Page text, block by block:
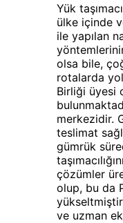
Yük
ülke içinde
ile yapılan
olsa bile,
rotalarda yol
Birliği üyesi
merkezidir.
teslimat
gümrük
çözümler
olup, bu da
ve uzman